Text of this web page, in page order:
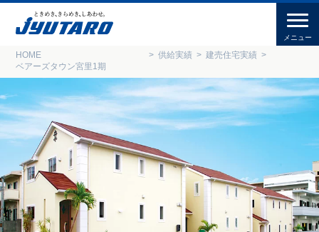
HOME 供給実績
建売住宅実績
ベアーズタウン宮里1期